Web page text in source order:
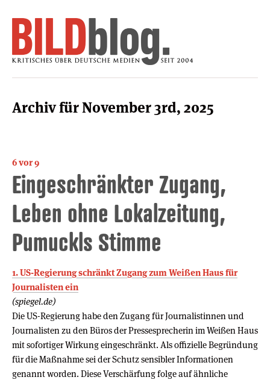
Archiv für November 3rd, 2025
6 vor 9
Eingeschränkter Zugang,
Leben ohne Lokalzeitung,
Pumuckls Stimme
1. US-Regierung schränkt Zugang zum Weißen Haus für
Journalisten ein
(spiegel.de)
Die US-Regierung habe den Zugang für Journalistinnen und
Journalisten zu den Büros der Pressesprecherin im Weißen Haus
mit sofortiger Wirkung eingeschränkt. Als offizielle Begründung
für die Maßnahme sei der Schutz sensibler Informationen
genannt worden. Diese Verschärfung folge auf ähnliche